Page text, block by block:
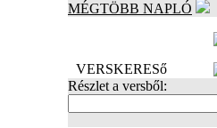
MÉGTÖBB NAPLÓ
VERSKERESő
Részlet a versből: